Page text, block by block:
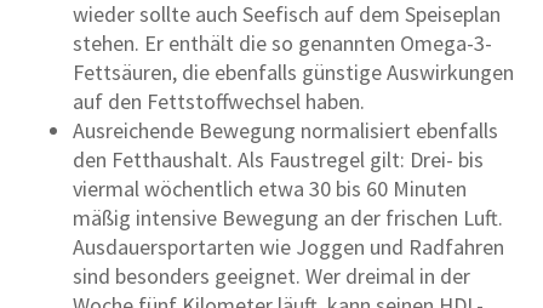
wieder sollte auch Seefisch auf dem Speiseplan
stehen. Er enthält die so genannten Omega-3-
Fettsäuren, die ebenfalls günstige Auswirkungen
auf den Fettstoffwechsel haben.
Ausreichende Bewegung normalisiert ebenfalls
den Fetthaushalt. Als Faustregel gilt: Drei- bis
viermal wöchentlich etwa 30 bis 60 Minuten
mäßig intensive Bewegung an der frischen Luft.
Ausdauersportarten wie Joggen und Radfahren
sind besonders geeignet. Wer dreimal in der